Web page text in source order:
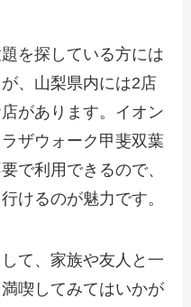
を探している方には
、山梨県内には2店
があります。イオン
ザウォーク甲斐双葉
で利用できるので、
けるのが魅力です。
て、家族や友人と一
喫してみてはいかが